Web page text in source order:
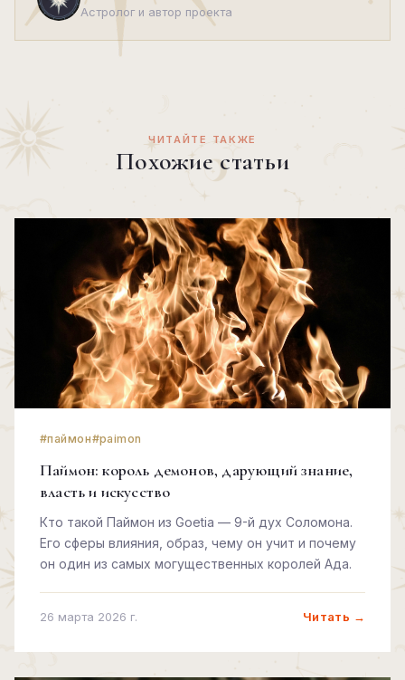
Астролог и автор проекта
ЧИТАЙТЕ ТАКЖЕ
Похожие статьи
#паймон#paimon
Паймон: король демонов, дарующий знание,
власть и искусство
Кто такой Паймон из Goetia — 9-й дух Соломона.
Его сферы влияния, образ, чему он учит и почему
он один из самых могущественных королей Ада.
26 марта 2026 г. Читать →